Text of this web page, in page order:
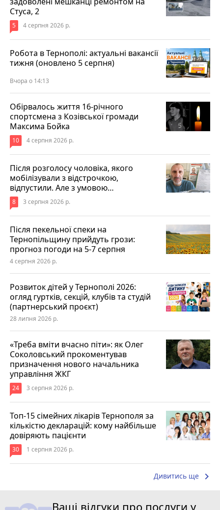
Стуса, 2
5 4 серпня 2026 р.
Робота в Тернополі: актуальні вакансії
тижня (оновлено 5 серпня)
Вчора о 14:13
Обірвалось життя 16-річного
спортсмена з Козівської громади
Максима Бойка
10 4 серпня 2026 р.
Після розголосу чоловіка, якого
мобілізували з відстрочкою,
відпустили. Але з умовою…
8 3 серпня 2026 р.
Після пекельної спеки на
Тернопільщину прийдуть грози:
прогноз погоди на 5-7 серпня
4 серпня 2026 р.
Розвиток дітей у Тернополі 2026:
огляд гуртків, секцій, клубів та студій
(партнерський проєкт)
28 липня 2026 р.
«Треба вміти вчасно піти»: як Олег
Соколовський прокоментував
призначення нового начальника
управління ЖКГ
24 3 серпня 2026 р.
Топ-15 сімейних лікарів Тернополя за
кількістю декларацій: кому найбільше
довіряють пацієнти
30 1 серпня 2026 р.
Дивитись ще keyboard_arrow_right
Ваші відгуки про послуги у